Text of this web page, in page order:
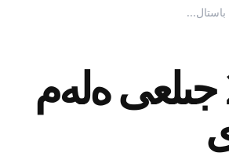
فۋتبول تويى: 2026 جىلعى ەلەم